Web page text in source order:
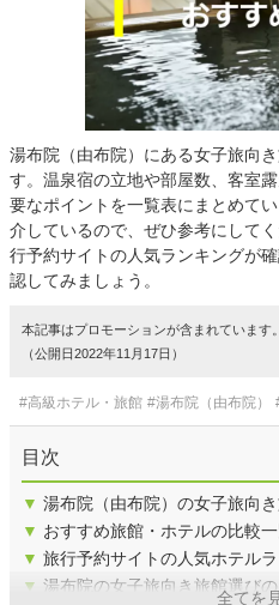
湯布院（由布院）にある女子旅向
す。温泉宿の立地や部屋数、客室
要なポイントを一覧表にまとめて
介しているので、ぜひ参考にして
行予約サイトの人気ランキングが
認してみましょう。
本記事はプロモーションが含まれています
（公開日2022年11月17日）
#高級ホテル・旅館 #湯布院（由布院）
目次
▼ 湯布院（由布院）の女子旅向
▼ おすすめ旅館・ホテルの比較
▼ 旅行予約サイトの人気ホテル
▼ 湯布院の女子旅向き旅館選び
全てを